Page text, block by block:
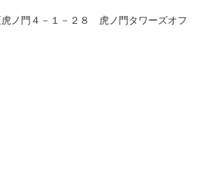
ノ門４－１－２８ 虎ノ門タワーズオフ